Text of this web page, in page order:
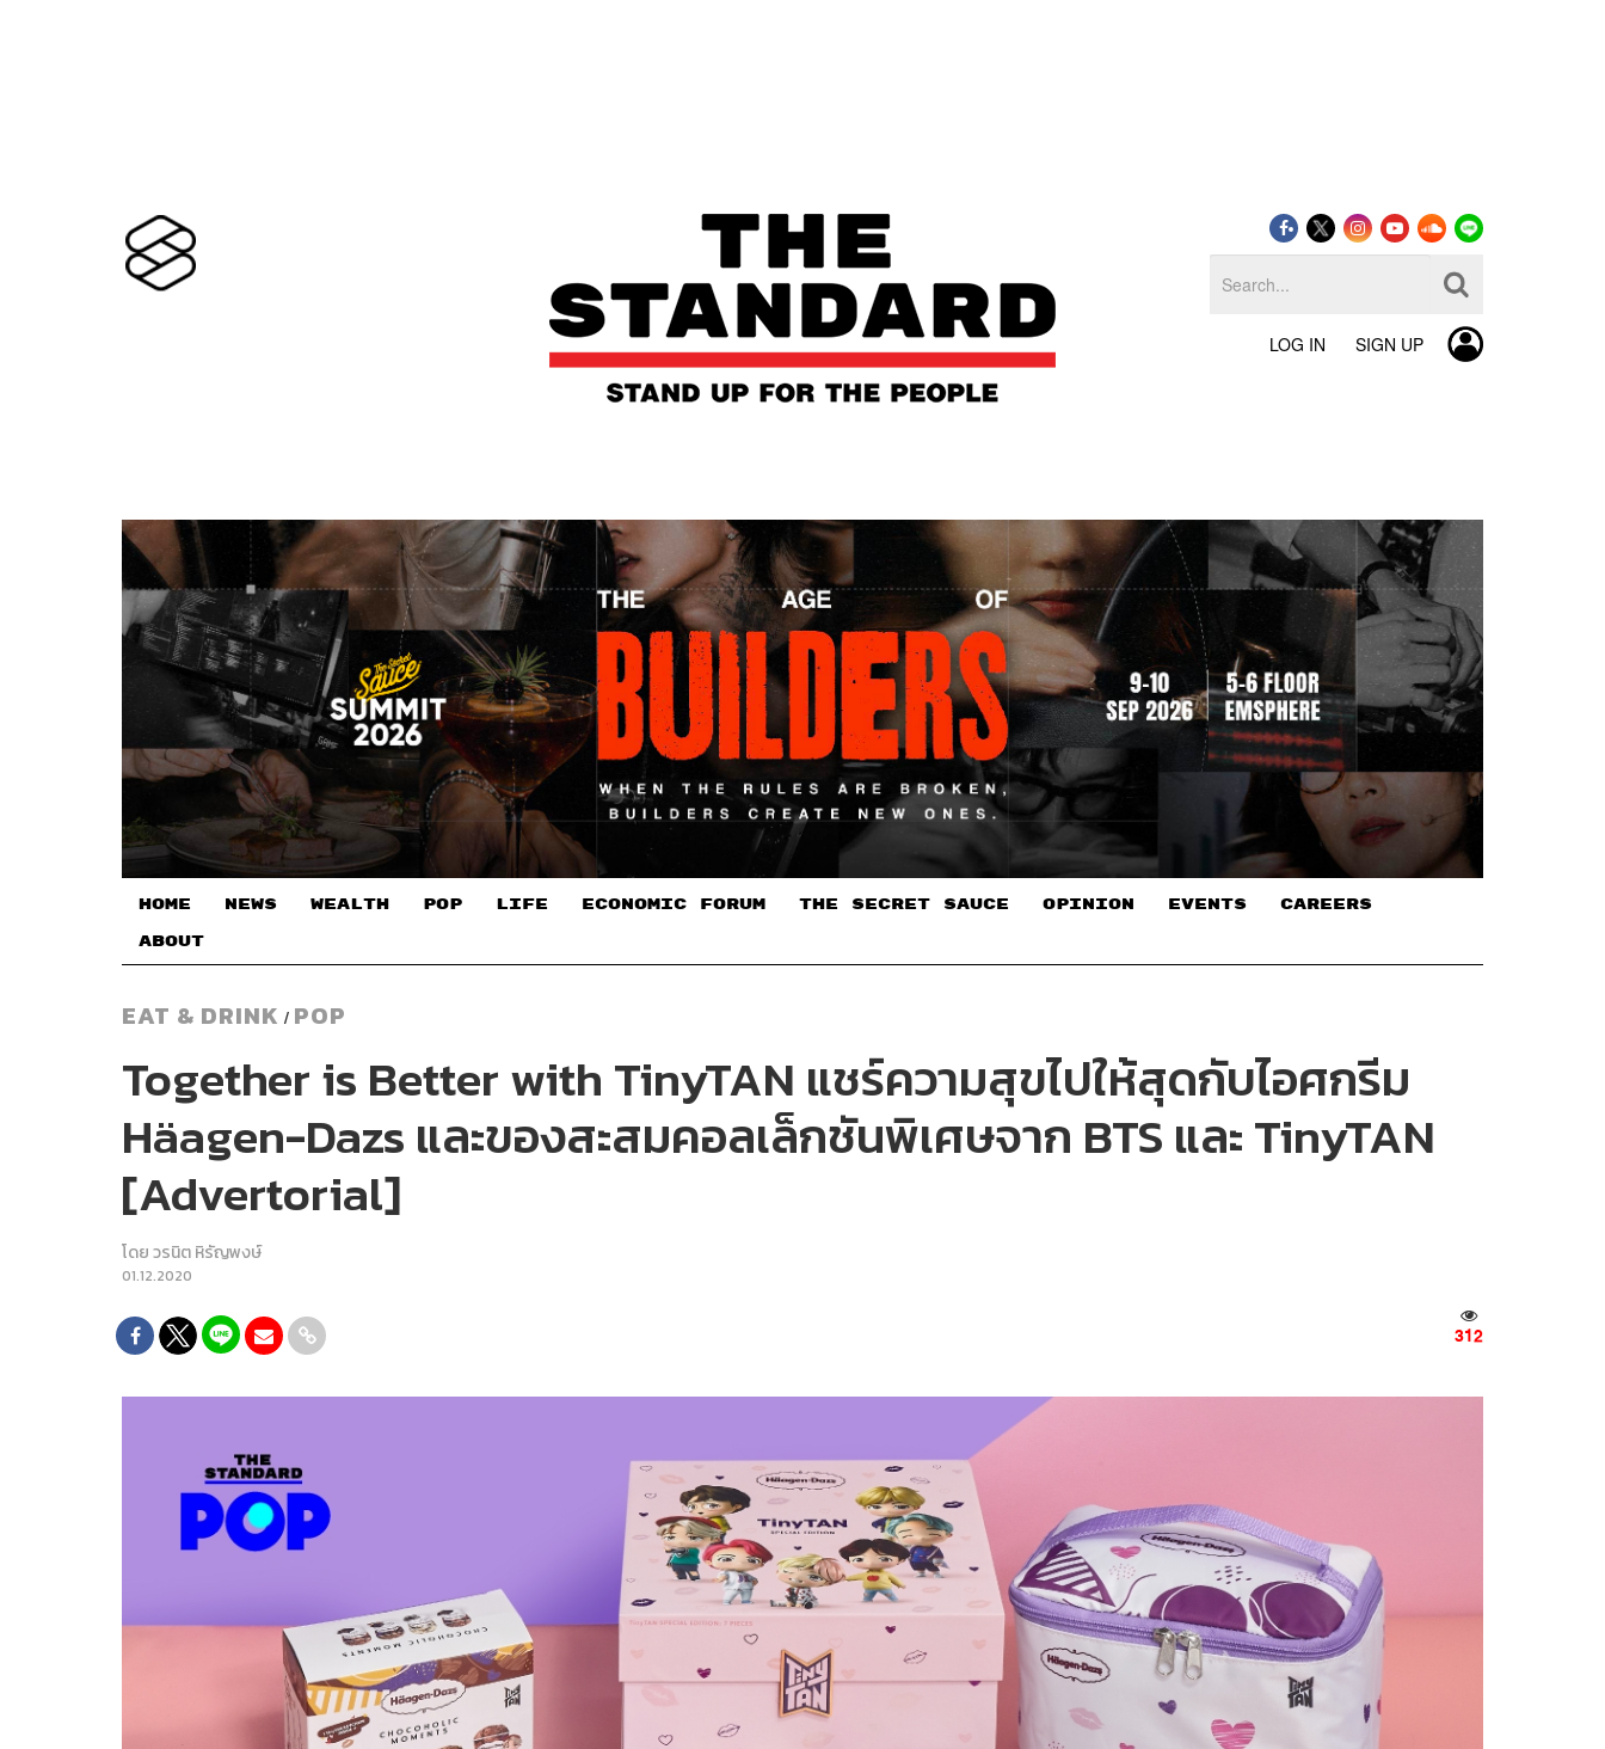
LOG IN SIGN UP
HOME NEWS WEALTH POP LIFE ECONOMIC FORUM THE SECRET SAUCE​ OPINION EVENTS CAREERS
ABOUT
EAT & DRINK / POP
Together is Better with TinyTAN แชร์ความสุขไปให้สุดกับไอศกรีม
Häagen-Dazs และของสะสมคอลเล็กชันพิเศษจาก BTS และ TinyTAN
[Advertorial]
โดยวรนิต หิรัญพงษ์
01.12.2020
312